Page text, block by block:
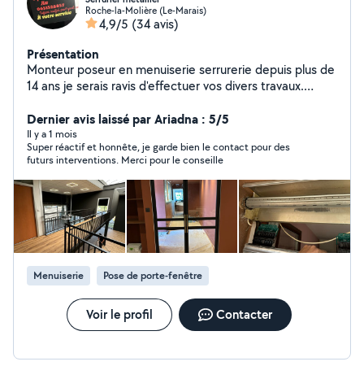
Roche-la-Molière (Le-Marais)
4,9/5 (34 avis)
Présentation
Monteur poseur en menuiserie serrurerie depuis plus de
14 ans je serais ravis d'effectuer vos divers travaux.
roulants, volets battants, rideaux métallique, portail
basculant, ainsi que la pose de toute menuiserie
intérieur extérieur. N'hésitez pas ( zéro six cinquante et
un cinquante deux quatre vingt huit cinquante sept )
Dernier avis laissé par Ariadna : 5/5
Il y a 1 mois
Super réactif et honnête, je garde bien le contact pour des
futurs interventions. Merci pour le conseille
Menuiserie Pose de porte-fenêtre
Voir le profil Contacter